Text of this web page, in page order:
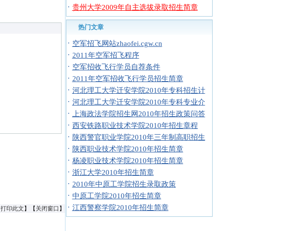
打印此文 】【 关闭窗口 】
· 贵州大学2009年自主选拔录取招生简章
热门文章
· 空军招飞网站zhaofei.cgw.cn
· 2011年空军招飞程序
· 空军招收飞行学员自荐条件
· 2011年空军招收飞行学员招生简章
· 河北理工大学迁安学院2010年专科招生计
· 河北理工大学迁安学院2010年专科专业介
·
上海政法学院招生网2010年招生政策问答
· 西安铁路职业技术学院2010年招生章程
· 陕西警官职业学院2010年三年制高职招生
· 陕西职业技术学院2010年招生简章
· 杨凌职业技术学院2010年招生简章
· 浙江大学2010年招生简章
· 2010年中原工学院招生录取政策
· 中原工学院2010年招生简章
· 江西警察学院2010年招生简章